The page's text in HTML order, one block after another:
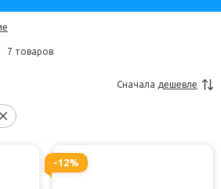
7 товаров
Сначала дешевле
-12%